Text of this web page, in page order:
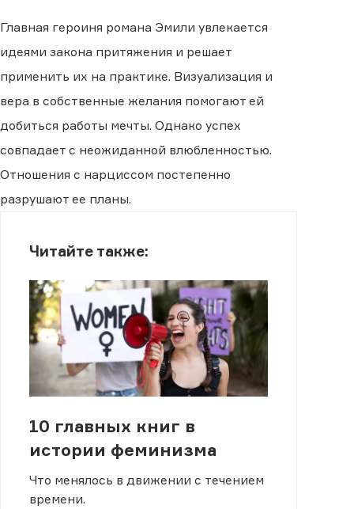
Главная героиня романа Эмили увлекается
идеями закона притяжения и решает
применить их на практике. Визуализация и
вера в собственные желания помогают ей
добиться работы мечты. Однако успех
совпадает с неожиданной влюбленностью.
Отношения с нарциссом постепенно
разрушают ее планы.
Читайте также:
10 главных книг в
истории феминизма
Что менялось в движении с течением
времени.